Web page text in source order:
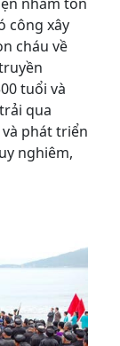
công xây
cháu về
tuổi và
qua
phát triển
nghiêm,